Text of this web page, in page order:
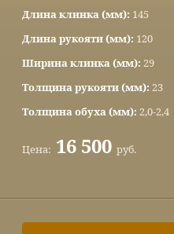
Длина клинка (мм): 145
Длина рукояти (мм): 120
Ширина клинка (мм): 29
Толщина рукояти (мм): 23
Толщина обуха (мм): 2,0-2,4
Цена: 16 500 руб.